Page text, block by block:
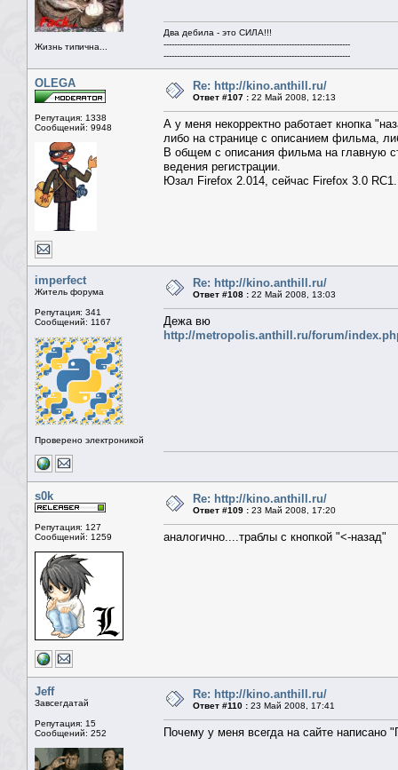
Жизнь типична...
Два дебила - это СИЛА!!!
----------------------------------------------------------------------
----------------------------------------------------------------------
OLEGA
Репутация: 1338
Сообщений: 9948
Re: http://kino.anthill.ru/
Ответ #107 : 22 Май 2008, 12:13
А у меня некорректно работает кнопка
либо на странице с описанием фильма,
В общем с описания фильма на главную
ведения регистрации.
Юзал Firefox 2.014, сейчас Firefox 3.0 RC1.
imperfect
Житель форума
Репутация: 341
Сообщений: 1167
Проверено электроникой
Re: http://kino.anthill.ru/
Ответ #108 : 22 Май 2008, 13:03
Дежа вю
http://metropolis.anthill.ru/forum/
s0k
Репутация: 127
Сообщений: 1259
Re: http://kino.anthill.ru/
Ответ #109 : 23 Май 2008, 17:20
аналогично....траблы с кнопкой "<-назад"
Jeff
Завсегдатай
Репутация: 15
Сообщений: 252
Re: http://kino.anthill.ru/
Ответ #110 : 23 Май 2008, 17:41
Почему у меня всегда на сайте написано